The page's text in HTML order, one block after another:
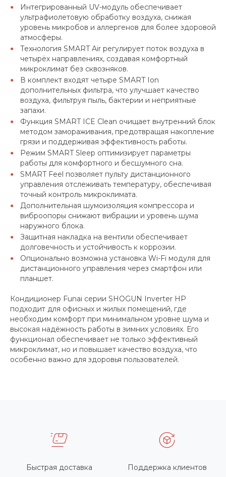
Интегрированный UV-модуль обеспечивает
ультрафиолетовую обработку воздуха, снижая
уровень микробов и аллергенов для более здоровой
атмосферы.
Технология SMART Air регулирует поток воздуха в
четырёх направлениях, создавая комфортный
микроклимат без сквозняков.
В комплект входят четыре SMART Ion
дополнительных фильтра, что улучшает качество
воздуха, фильтруя пыль, бактерии и неприятные
запахи.
Функция SMART ICE Clean очищает внутренний блок
методом замораживания, предотвращая накопление
грязи и поддерживая эффективность работы.
Режим SMART Sleep оптимизирует параметры
работы для комфортного и бесшумного сна.
SMART Feel позволяет пульту дистанционного
управления отслеживать температуру, обеспечивая
точный контроль микроклимата.
Дополнительная шумоизоляция компрессора и
виброопоры снижают вибрации и уровень шума
наружного блока.
Защитная накладка на вентили обеспечивает
долговечность и устойчивость к коррозии.
Опционально возможна установка Wi-Fi модуля для
дистанционного управления через смартфон или
планшет.
Кондиционер Funai серии SHOGUN Inverter HP
подходит для офисных и жилых помещений, где
необходим комфорт при минимальном уровне шума и
высокая надёжность работы в зимних условиях. Его
функционал обеспечивает не только эффективный
микроклимат, но и повышает качество воздуха, что
особенно важно для здоровья пользователей.
Быстрая доставка Поддержка клиентов